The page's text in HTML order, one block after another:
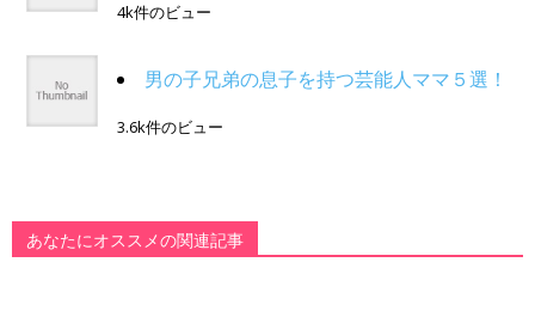
4k件のビュー
男の子兄弟の息子を持つ芸能人ママ５選！
3.6k件のビュー
あなたにオススメの関連記事